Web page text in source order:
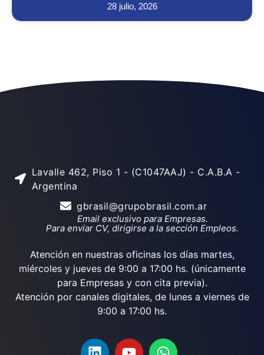
28 julio, 2026
Lavalle 462, Piso 1 - (C1047AAJ) - C.A.B.A -
Argentina
gbrasil@grupobrasil.com.ar
Email exclusivo para Empresas.
Para enviar CV, dirigirse a la sección Empleos.
Atención en nuestras oficinas los días martes,
miércoles y jueves de 9:00 a 17:00 hs. (únicamente
para Empresas y con cita previa).
Atención por canales digitales, de lunes a viernes de
9:00 a 17:00 hs.